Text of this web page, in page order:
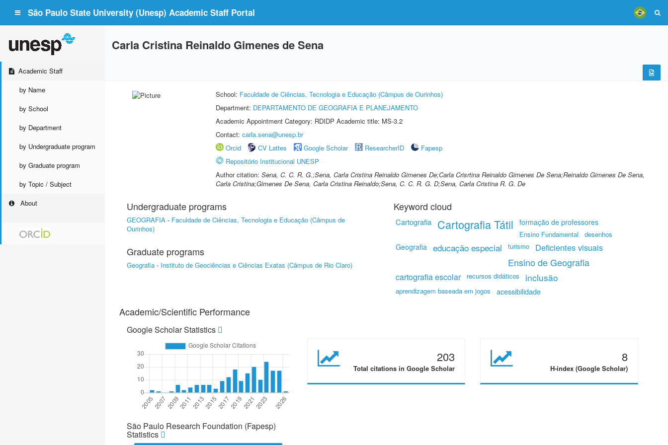
São Paulo State University (Unesp) Academic Staff Portal
Academic Staff
by Name
by School
by Department
by Undergraduate program
by Graduate program
by Topic / Subject
About
Carla Cristina Reinaldo Gimenes de Sena
School: Faculdade de Ciências, Tecnologia e Educação (Câmpus de Ourinhos)
Department: DEPARTAMENTO DE GEOGRAFIA E PLANEJAMENTO
Academic Appointment Category: RDIDP Academic title: MS-3.2
Contact: carla.sena@unesp.br
Orcid
CV Lattes Google Scholar ResearcherID
Fapesp
Repositório Institucional UNESP
Author citation: Sena, C. C. R. G.;Sena, Carla Cristina Reinaldo Gimenes De;Carla Crisrtina Reinaldo Gimenes De Sena;Reinaldo Gimenes De Sena,
Carla Cristina;Gimenes De Sena, Carla Cristina Reinaldo;Sena, C. C. R. G. D;Sena, Carla Cristina R. G. De
Undergraduate programs
GEOGRAFIA - Faculdade de Ciências, Tecnologia e Educação (Câmpus de
Ourinhos)
Graduate programs
Geografia - Instituto de Geociências e Ciências Exatas (Câmpus de Rio Claro)
Keyword cloud
Cartografia Cartografia Tátil formação de professores
Ensino Fundamental desenhos
Geografia educação especial turismo Deficientes visuais
Ensino de Geografia
cartografia escolar recursos didáticos inclusão
aprendizagem baseada em jogos acessibilidade
Academic/Scientific Performance
Google Scholar Statistics
203
Total citations in Google Scholar
8
H-index (Google Scholar)
São Paulo Research Foundation (Fapesp)
Statistics